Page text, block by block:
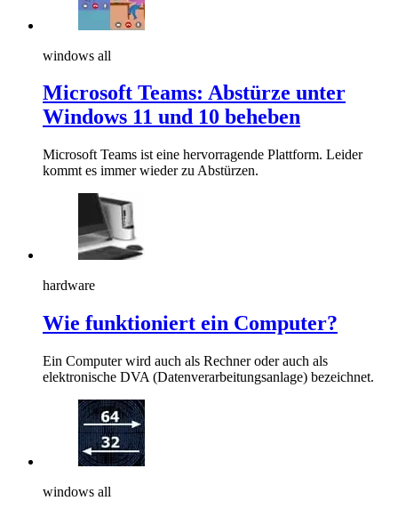
windows all
Microsoft Teams: Abstürze unter
Windows 11 und 10 beheben
Microsoft Teams ist eine hervorragende Plattform. Leider
kommt es immer wieder zu Abstürzen.
hardware
Wie funktioniert ein Computer?
Ein Computer wird auch als Rechner oder auch als
elektronische DVA (Datenverarbeitungsanlage) bezeichnet.
windows all